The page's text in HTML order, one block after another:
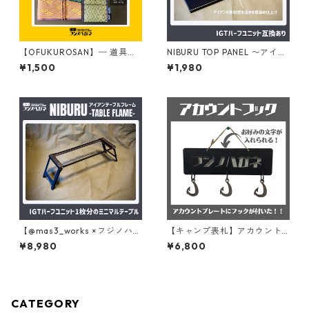
【OFUKUROSAN】─ 道具を
包む、和のやさしさ。（おふ
くろさん）
¥1,500
NIBURU TOP PANEL 〜アイア
ン天板〜
¥1,980
【@mas3_works ×フジノハガ
ネ】「NIBURU（ニブル）」ち
ょうどいい1/2のフレームテー
¥8,980
【キャンプ表札】アカウント
フック 『鉄』 キャンプギアの
ハンガーに、玄関でキーフッ
¥6,800
CATEGORY